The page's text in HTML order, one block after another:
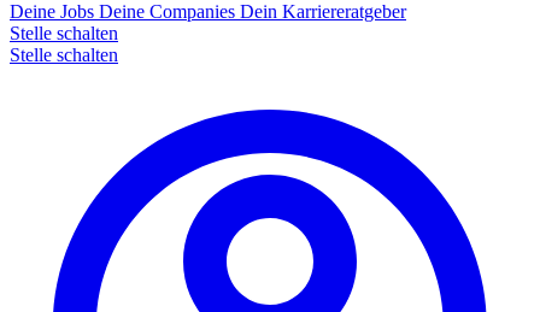
Deine Jobs Deine Companies Dein Karriereratgeber
Stelle schalten
Stelle schalten